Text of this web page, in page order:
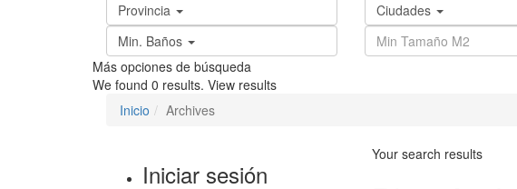
Provincia
Ciudades
Min. Baños
Más opciones de búsqueda
We found 0 results. View results
Inicio
Archives
Your search results
Iniciar sesión